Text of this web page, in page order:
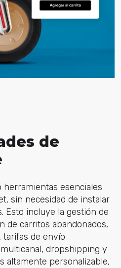
de
esenciales
sin necesidad de instalar
Esto incluye la gestión de
de carritos abandonados,
de envío
dropshipping y
altamente personalizable,